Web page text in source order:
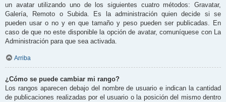
un avatar utilizando uno de los siguientes cuatro métodos: Gravatar,
Galería, Remoto o Subida. Es la administración quien decide si se
pueden usar o no y en que tamaño y peso pueden ser publicadas. En
caso de que no este disponible la opción de avatar, comuníquese con La
Administración para que sea activada.
Arriba
¿Cómo se puede cambiar mi rango?
Los rangos aparecen debajo del nombre de usuario e indican la cantidad
de publicaciones realizadas por el usuario o la posición del mismo dentro